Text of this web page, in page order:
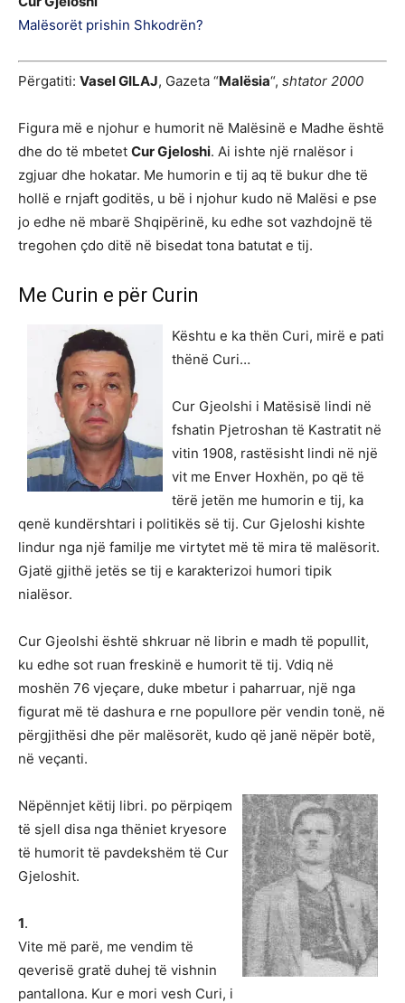
Malësorët prishin Shkodrën?
Përgatiti: Vasel GILAJ, Gazeta “Malësia“, shtator 2000
Figura më e njohur e humorit në Malësinë e Madhe është
dhe do të mbetet Cur Gjeloshi. Ai ishte një rnalësor i
zgjuar dhe hokatar. Me humorin e tij aq të bukur dhe të
hollë e rnjaft goditës, u bë i njohur kudo në Malësi e pse
jo edhe në mbarë Shqipërinë, ku edhe sot vazhdojnë të
tregohen çdo ditë në bisedat tona batutat e tij.
Me Curin e për Curin
Kështu e ka thën Curi, mirë e pati
thënë Curi…
Cur Gjeolshi i Matësisë lindi në
fshatin Pjetroshan të Kastratit në
vitin 1908, rastësisht lindi në një
vit me Enver Hoxhën, po që të
tërë jetën me humorin e tij, ka
qenë kundërshtari i politikës së tij. Cur Gjeloshi kishte
lindur nga një familje me virtytet më të mira të malësorit.
Gjatë gjithë jetës se tij e karakterizoi humori tipik
nialësor.
Cur Gjeolshi është shkruar në librin e madh të popullit,
ku edhe sot ruan freskinë e humorit të tij. Vdiq në
moshën 76 vjeçare, duke mbetur i paharruar, një nga
figurat më të dashura e rne popullore për vendin tonë, në
përgjithësi dhe për malësorët, kudo që janë nëpër botë,
në veçanti.
Nëpënnjet këtij libri. po përpiqem
të sjell disa nga thëniet kryesore
të humorit të pavdekshëm të Cur
Gjeloshit.
1.
Vite më parë, me vendim të
qeverisë gratë duhej të vishnin
pantallona. Kur e mori vesh Curi, i